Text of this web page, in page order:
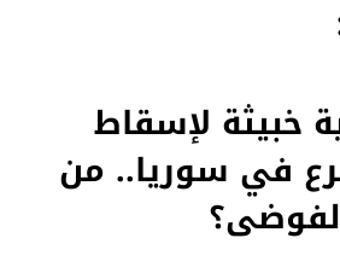
خبيثة لإسقاط
في سوريا.. من